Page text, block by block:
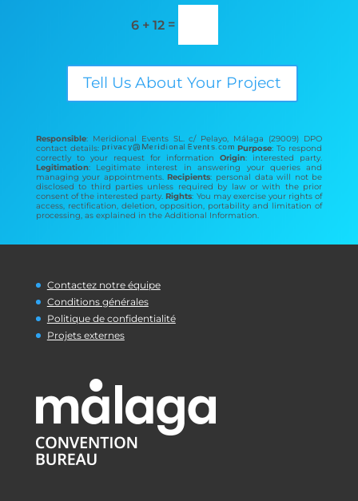
6 + 12 =
Tell Us About Your Project
Responsible: Meridional Events SL. c/ Pelayo, Málaga (29009) DPO
contact details:
Purpose: To respond
correctly to your request for informationOrigin: interested party.
Legitimation: Legitimate interest in answering your queries and
managing your appointments.Recipients: personal data will not be
disclosed to third parties unless required by law or with the prior
consent of the interested party.Rights: You may exercise your rights of
access, rectification, deletion, opposition, portability and limitation of
processing, as explained in the Additional Information.
Contactez notre équipe
Conditions générales
Politique de confidentialité
Projets externes